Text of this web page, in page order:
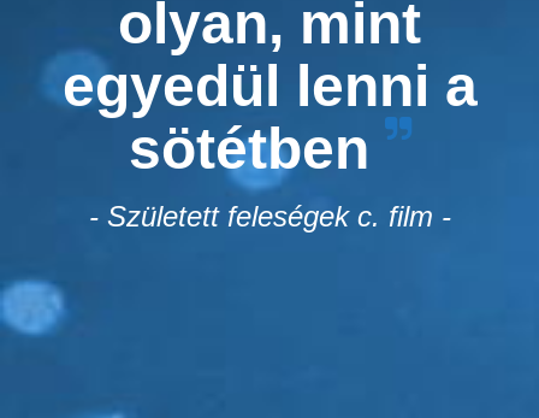
olyan, mint
egyedül lenni a
sötétben
- Született feleségek c. film -